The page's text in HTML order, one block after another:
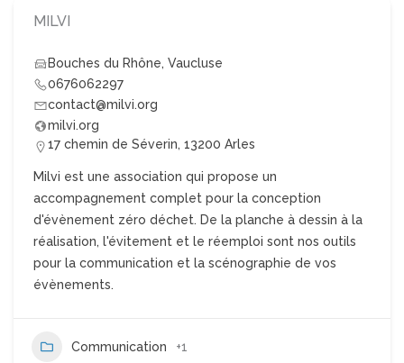
MILVI
Bouches du Rhône, Vaucluse
0676062297
contact@milvi.org
milvi.org
17 chemin de Séverin, 13200 Arles
Milvi est une association qui propose un
accompagnement complet pour la conception
d'évènement zéro déchet. De la planche à dessin à la
réalisation, l'évitement et le réemploi sont nos outils
pour la communication et la scénographie de vos
évènements.
Communication +1